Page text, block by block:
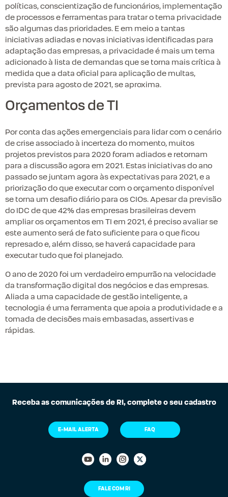
políticas, conscientização de funcionários, implementação
de processos e ferramentas para tratar o tema privacidade
são algumas das prioridades. E em meio a tantas
iniciativas adiadas e novas iniciativas identificadas para
adaptação das empresas, a privacidade é mais um tema
adicionado à lista de demandas que se torna mais crítica à
medida que a data oficial para aplicação de multas,
prevista para agosto de 2021, se aproxima.
Orçamentos de TI
Por conta das ações emergenciais para lidar com o cenário
de crise associado à incerteza do momento, muitos
projetos previstos para 2020 foram adiados e retornam
para a discussão agora em 2021. Estas iniciativas do ano
passado se juntam agora às expectativas para 2021, e a
priorização do que executar com o orçamento disponível
se torna um desafio diário para os CIOs. Apesar da previsão
do IDC de que 42% das empresas brasileiras devem
ampliar os orçamentos em TI em 2021, é preciso avaliar se
este aumento será de fato suficiente para o que ficou
represado e, além disso, se haverá capacidade para
executar tudo que foi planejado.
O ano de 2020 foi um verdadeiro empurrão na velocidade
da transformação digital dos negócios e das empresas.
Aliada a uma capacidade de gestão inteligente, a
tecnologia é uma ferramenta que apoia a produtividade e a
tomada de decisões mais embasadas, assertivas e
rápidas.
Receba as comunicações de RI, complete o seu cadastro
E-MAIL ALERTA FAQ
FALE COM RI